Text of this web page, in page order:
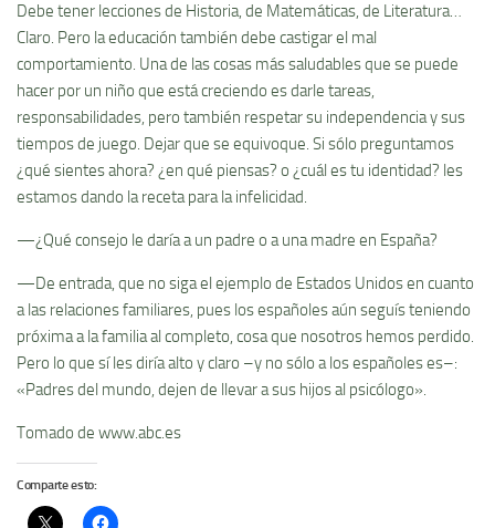
Debe tener lecciones de Historia, de Matemáticas, de Literatura…
Claro. Pero la educación también debe castigar el mal
comportamiento. Una de las cosas más saludables que se puede
hacer por un niño que está creciendo es darle tareas,
responsabilidades, pero también respetar su independencia y sus
tiempos de juego. Dejar que se equivoque. Si sólo preguntamos
¿qué sientes ahora? ¿en qué piensas? o ¿cuál es tu identidad? les
estamos dando la receta para la infelicidad.
—¿Qué consejo le daría a un padre o a una madre en España?
—De entrada, que no siga el ejemplo de Estados Unidos en cuanto
a las relaciones familiares, pues los españoles aún seguís teniendo
próxima a la familia al completo, cosa que nosotros hemos perdido.
Pero lo que sí les diría alto y claro –y no sólo a los españoles es–:
«Padres del mundo, dejen de llevar a sus hijos al psicólogo».
Tomado de www.abc.es
Comparte esto: